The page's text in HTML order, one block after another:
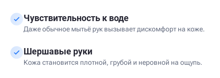
Чувствительность к воде
Даже обычное мытьё рук вызывает дискомфорт на коже.
Шершавые руки
Кожа становится плотной, грубой и неровной на ощупь.